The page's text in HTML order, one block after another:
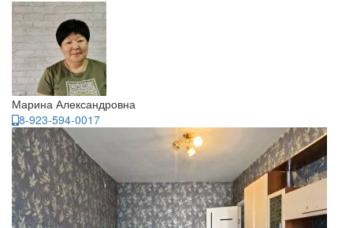
Марина Александровна
8-923-594-0017